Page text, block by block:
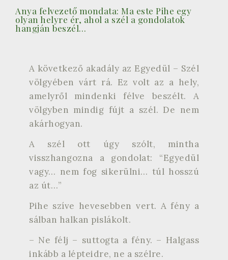
Anya felvezető mondata: Ma este Pihe egy
olyan helyre ér, ahol a szél a gondolatok
hangján beszél…
A következő akadály az Egyedül – Szél
völgyében várt rá. Ez volt az a hely,
amelyről mindenki félve beszélt. A
völgyben mindig fújt a szél. De nem
akárhogyan.
A szél ott úgy szólt, mintha
visszhangozna a gondolat: “Egyedül
vagy… nem fog sikerülni… túl hosszú
az út…”
Pihe szíve hevesebben vert. A fény a
sálban halkan pislákolt.
– Ne félj – suttogta a fény. – Halgass
inkább a lépteidre, ne a szélre.